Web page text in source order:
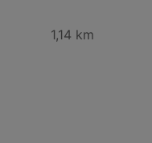
1,14 km